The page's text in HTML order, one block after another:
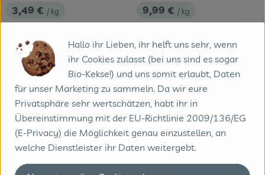
, Preis:
3,49 € / kg
, Herkunft:
Dominikanische Republik
, Preis:
9,99 € / kg
, Alter Preis:
10,99 €/ kg
Spitzpaprika rot
, Herkunft:
Deutschland
, Verband:
, Kontrollstelle:
DE-ÖKO-006
, Verband:
Hallo ihr Lieben, ihr helft uns sehr, wenn
ihr Cookies zulasst (bei uns sind es sogar
Bio-Kekse!) und uns somit erlaubt, Daten
für unser Marketing zu sammeln. Da wir eure
Privatsphäre sehr wertschätzen, habt ihr in
Übereinstimmung mit der EU-Richtlinie 2009/136/EG
(E-Privacy) die Möglichkeit genau einzustellen, an
welche Dienstleister ihr Daten weitergebt.